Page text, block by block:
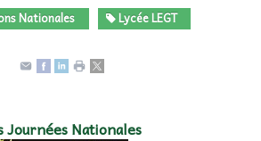
Nationales Lycée LEGT
Journées Nationales